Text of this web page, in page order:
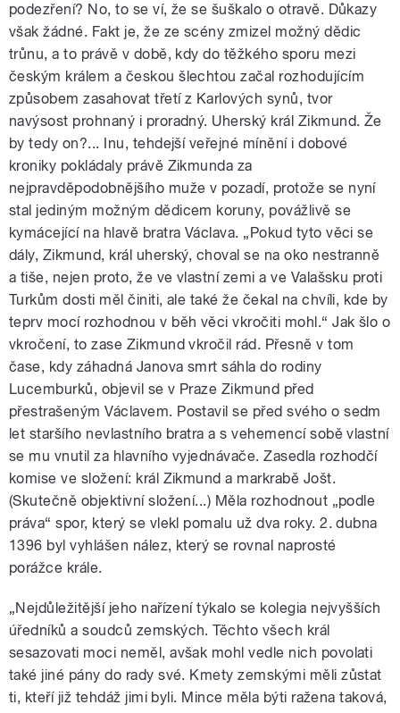
podezření? No, to se ví, že se šuškalo o otravě. Důkazy
však žádné. Fakt je, že ze scény zmizel možný dědic
trůnu, a to právě v době, kdy do těžkého sporu mezi
českým králem a českou šlechtou začal rozhodujícím
způsobem zasahovat třetí z Karlových synů, tvor
navýsost prohnaný i proradný. Uherský král Zikmund. Že
by tedy on?... Inu, tehdejší veřejné mínění i dobové
kroniky pokládaly právě Zikmunda za
nejpravděpodobnějšího muže v pozadí, protože se nyní
stal jediným možným dědicem koruny, povážlivě se
kymácející na hlavě bratra Václava. „Pokud tyto věci se
dály, Zikmund, král uherský, choval se na oko nestranně
a tiše, nejen proto, že ve vlastní zemi a ve Valašsku proti
Turkům dosti měl činiti, ale také že čekal na chvíli, kde by
teprv mocí rozhodnou v běh věci vkročiti mohl.“ Jak šlo o
vkročení, to zase Zikmund vkročil rád. Přesně v tom
čase, kdy záhadná Janova smrt sáhla do rodiny
Lucemburků, objevil se v Praze Zikmund před
přestrašeným Václavem. Postavil se před svého o sedm
let staršího nevlastního bratra a s vehemencí sobě vlastní
se mu vnutil za hlavního vyjednávače. Zasedla rozhodčí
komise ve složení: král Zikmund a markrabě Jošt.
(Skutečně objektivní složení...) Měla rozhodnout „podle
práva“ spor, který se vlekl pomalu už dva roky. 2. dubna
1396 byl vyhlášen nález, který se rovnal naprosté
porážce krále.
„Nejdůležitější jeho nařízení týkalo se kolegia nejvyšších
úředníků a soudců zemských. Těchto všech král
sesazovati moci neměl, avšak mohl vedle nich povolati
také jiné pány do rady své. Kmety zemskými měli zůstat
ti, kteří již tehdáž jimi byli. Mince měla býti ražena taková,